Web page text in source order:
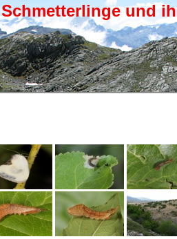
Schmetterlinge und